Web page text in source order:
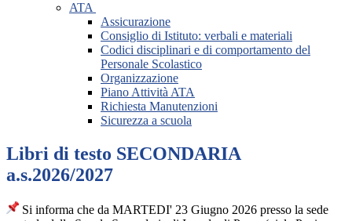
ATA
Assicurazione
Consiglio di Istituto: verbali e materiali
Codici disciplinari e di comportamento del
Personale Scolastico
Organizzazione
Piano Attività ATA
Richiesta Manutenzioni
Sicurezza a scuola
Libri di testo SECONDARIA
a.s.2026/2027
Si informa che da MARTEDI' 23 Giugno 2026 presso la sede